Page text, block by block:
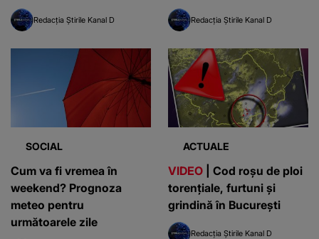
Redacția Știrile Kanal D Redacția Știrile Kanal D
SOCIAL
Cum va fi vremea în
weekend? Prognoza
meteo pentru
următoarele zile
ACTUALE
VIDEO | Cod roșu de ploi
torențiale, furtuni și
grindină în București
Redacția Știrile Kanal D